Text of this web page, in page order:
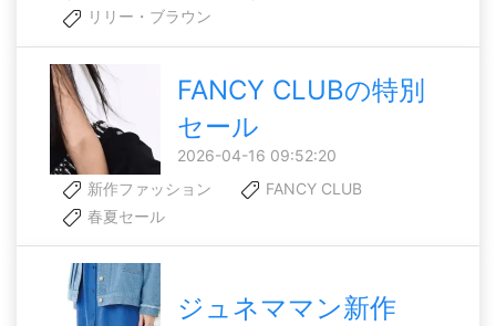
リリー・ブラウン
FANCY CLUBの特別
セール
2026-04-16 09:52:20
新作ファッション
FANCY CLUB
春夏セール
ジュネママン新作